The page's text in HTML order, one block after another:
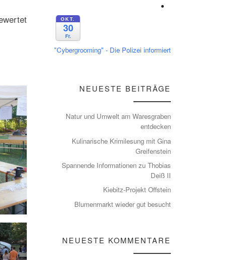
OKT.
30
Fr.
"Cybergrooming" - Die Polizei informiert
NEUESTE BEITRÄGE
Natur und Umwelt am Waresgraben
entdecken
Kulinarische Krimilesung mit Gina
Greifenstein
Spannende Informationen zu Thobias
Deiß II
Kiebitz-Projekt Offstein
Blumenmarkt wieder gut besucht
NEUESTE KOMMENTARE